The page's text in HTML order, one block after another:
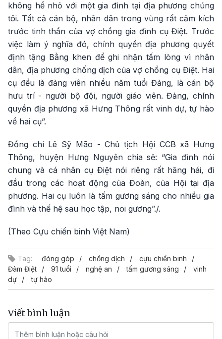
không hề nhỏ với một gia đình tại địa phương chúng
tôi. Tất cả cán bộ, nhân dân trong vùng rất cảm kích
trước tinh thần của vợ chồng gia đình cụ Điệt. Trước
việc làm ý nghĩa đó, chính quyền địa phương quyết
định tặng Bằng khen để ghi nhận tấm lòng vì nhân
dân, địa phương chống dịch của vợ chồng cụ Điệt. Hai
cụ đều là đảng viên nhiều năm tuổi Đảng, là cán bộ
hưu trí - người bộ đội, người giáo viên. Đảng, chính
quyền địa phương xã Hưng Thông rất vinh dự, tự hào
về hai cụ”.
Đồng chí Lê Sỹ Mão - Chủ tịch Hội CCB xã Hưng
Thông, huyện Hưng Nguyên chia sẻ: “Gia đình nói
chung và cá nhân cụ Điệt nói riêng rất hăng hái, đi
đầu trong các hoạt động của Đoàn, của Hội tại địa
phương. Hai cụ luôn là tấm gương sáng cho nhiều gia
đình và thế hệ sau học tập, noi gương”./.
(Theo Cựu chiến binh Việt Nam)
Tag: đóng góp chống dịch
cựu chiến binh
Đàm Điệt
91 tuổi nghệ an tấm gương sáng
vinh
dự
tự hào
Viết bình luận